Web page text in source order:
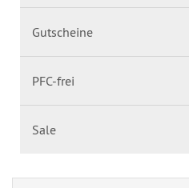
Gutscheine
PFC-frei
Sale